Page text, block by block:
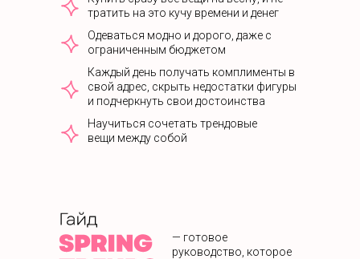
— готовое
руководство, которое
тратить на это кучу времени и денег
Одеваться модно и дорого, даже с
ограниченным бюджетом
Каждый день получать комплименты в
свой адрес, скрыть недостатки фигуры
и подчеркнуть свои достоинства
Научиться сочетать трендовые
вещи между собой